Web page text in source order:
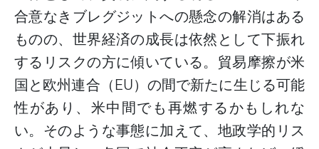
合意なきブレグジットへの懸念の解消はある
ものの、世界経済の成長は依然として下振れ
するリスクの方に傾いている。貿易摩擦が米
国と欧州連合（EU）の間で新たに生じる可能
性があり、米中間でも再燃するかもしれな
い。そのような事態に加えて、地政学的リス